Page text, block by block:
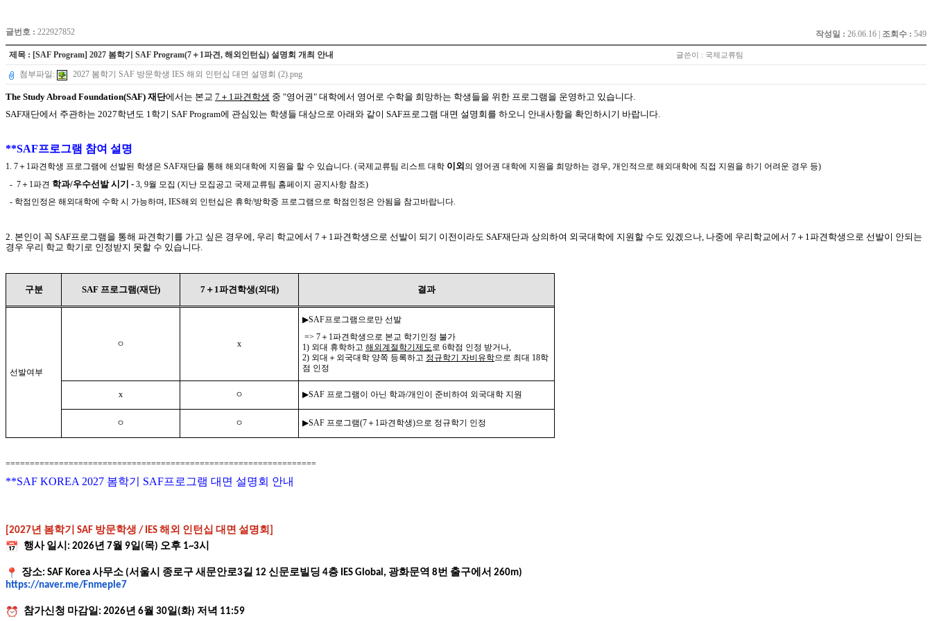
글번호 : 222927852 작성일 : 26.06.16 | 조회수 : 549
제목 : [SAF Program] 2027 봄학기 SAF Program(7＋1파견, 해외인턴십) 설명회 개최 안내 글쓴이 : 국제교류팀
첨부파일: 2027 봄학기 SAF 방문학생 IES 해외 인턴십 대면 설명회 (2).png
The Study Abroad Foundation(SAF) 재단에서는 본교 7＋1파견학생 중 "영어권" 대학에서 영어로 수학을 희망하는 학생들을 위한 프로그램을 운영하고 있습니다.
SAF재단에서 주관하는 2027학년도 1학기 SAF Program에 관심있는 학생들 대상으로 아래와 같이 SAF프로그램 대면 설명회를 하오니 안내사항을 확인하시기 바랍니다.
**SAF프로그램 참여 설명
1. 7＋1파견학생 프로그램에 선발된 학생은 SAF재단을 통해 해외대학에 지원을 할 수 있습니다. (국제교류팀 리스트 대학 이외 의 영어권 대학에 지원을 희망하는 경우, 개인적으로 해외대학에 직접 지원을 하기 어려운 경우 등)
- 7＋1파견 학과/우수선발 시기 - 3, 9월 모집 (지난 모집공고 국제교류팀 홈페이지 공지사항 참조)
- 학점인정은 해외대학에 수학 시 가능하며, IES해외 인턴십은 휴학/방학중 프로그램으로 학점인정은 안됨을 참고바랍니다.
2. 본인이 꼭 SAF프로그램을 통해 파견학기를 가고 싶은 경우에, 우리 학교에서 7＋1파견학생으로 선발이 되기 이전이라도 SAF재단과 상의하여 외국대학에 지원할 수도 있겠으나, 나중에 우리학교에서 7＋1파견학생으로 선발이 안되는
경우 우리 학교 학기로 인정받지 못할 수 있습니다.
구분 SAF 프로그램(재단) 7＋1파견학생(외대) 결과
선발여부
ㅇ x
▶SAF프로그램으로만 선발
=> 7＋1파견학생으로 본교 학기인정 불가
1) 외대 휴학하고 해외계절학기제도로 6학점 인정 받거나,
2) 외대＋외국대학 양쪽 등록하고 정규학기 자비유학으로 최대 18학
점 인정
x ㅇ ▶SAF 프로그램이 아닌 학과/개인이 준비하여 외국대학 지원
ㅇ ㅇ ▶SAF 프로그램(7＋1파견학생)으로 정규학기 인정
================================================================
**SAF KOREA 2027 봄학기 SAF프로그램 대면 설명회 안내
[2027년 봄학기 SAF 방문학생 / IES 해외 인턴십 대면 설명회]
행사 일시: 2026년 7월 9일(목) 오후 1~3시
장소: SAF Korea 사무소 (서울시 종로구 새문안로3길 12 신문로빌딩 4층 IES Global, 광화문역 8번 출구에서 260m)
https://naver.me/Fnmeple7
참가신청 마감일: 2026년 6월 30일(화) 저녁 11:59